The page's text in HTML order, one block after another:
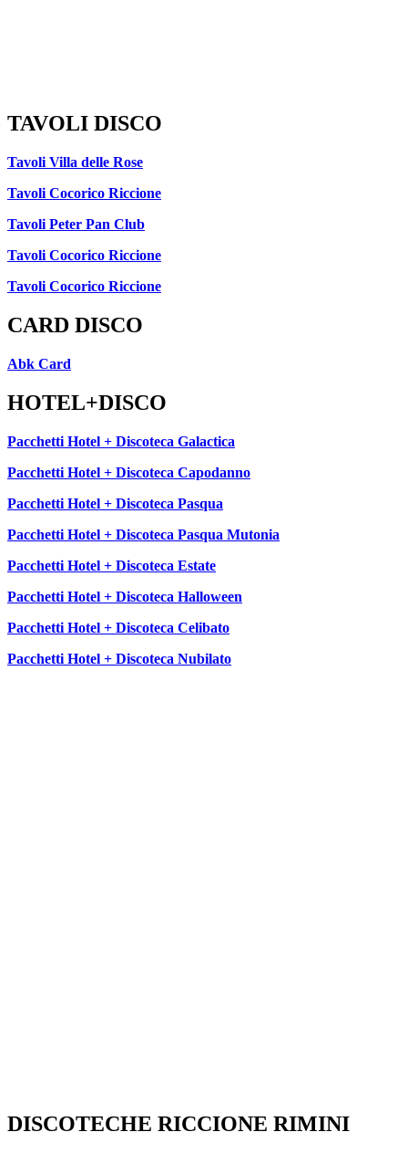
TAVOLI DISCO
Tavoli Villa delle Rose
Tavoli Cocorico Riccione
Tavoli Peter Pan Club
Tavoli Cocorico Riccione
Tavoli Cocorico Riccione
CARD DISCO
Abk Card
HOTEL+DISCO
Pacchetti Hotel + Discoteca Galactica
Pacchetti Hotel + Discoteca Capodanno
Pacchetti Hotel + Discoteca Pasqua
Pacchetti Hotel + Discoteca Pasqua Mutonia
Pacchetti Hotel + Discoteca Estate
Pacchetti Hotel + Discoteca Halloween
Pacchetti Hotel + Discoteca Celibato
Pacchetti Hotel + Discoteca Nubilato
DISCOTECHE RICCIONE RIMINI